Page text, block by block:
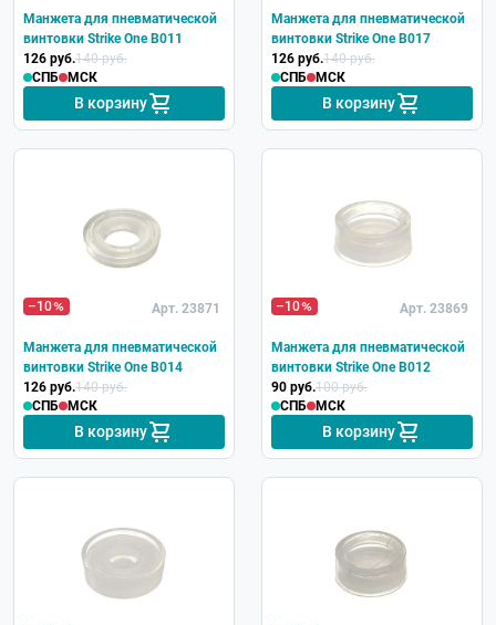
Манжета для пневматической
винтовки Strike One B011
126 руб.140 руб.
СПБ
МСК
В корзину
Манжета для пневматической
винтовки Strike One B017
126 руб.140 руб.
СПБ
МСК
В корзину
–10 Арт. 23871
Манжета для пневматической
винтовки Strike One B014
126 руб.140 руб.
СПБ
МСК
В корзину
–10 Арт. 23869
Манжета для пневматической
винтовки Strike One B012
90 руб.100 руб.
СПБ
МСК
В корзину